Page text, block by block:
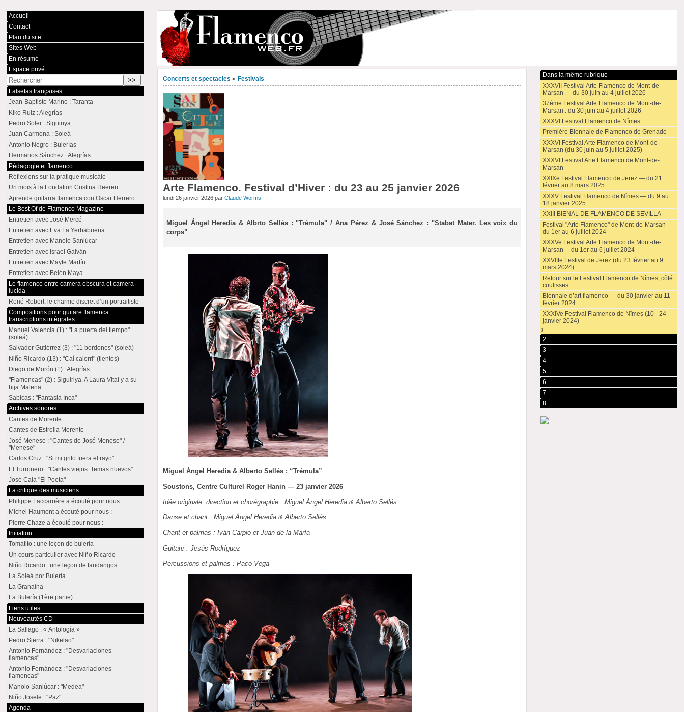
Concerts et spectacles > Festivals
Arte Flamenco. Festival d’Hiver : du 23 au 25 janvier 2026
lundi 26 janvier 2026 parClaude Worms
Miguel Ángel Heredia & Albrto Sellés : "Trémula" / Ana Pérez & José Sánchez : "Stabat Mater. Les voix du
corps"
Miguel Ángel Heredia & Alberto Sellés : “Trémula”
Soustons, Centre Culturel Roger Hanin — 23 janvier 2026
Idée originale, direction et chorégraphie : Miguel Ángel Heredia & Alberto Sellés
Danse et chant : Miguel Ángel Heredia & Alberto Sellés
Chant et palmas : Iván Carpio et Juan de la María
Guitare : Jesús Rodríguez
Percussions et palmas : Paco Vega
Dans la même rubrique
XXXVII Festival Arte Flamenco de Mont-de-
Marsan — du 30 juin au 4 juillet 2026
37ème Festival Arte Flamenco de Mont-de-
Marsan : du 30 juin au 4 juillet 2026
XXXVI Festival Flamenco de Nîmes
Première Biennale de Flamenco de Grenade
XXXVI Festival Arte Flamenco de Mont-de-
Marsan (du 30 juin au 5 juillet 2025)
XXXVI Festival Arte Flamenco de Mont-de-
Marsan
XXIXe Festival Flamenco de Jerez — du 21
février au 8 mars 2025
XXXV Festival Flamenco de Nîmes — du 9 au
18 janvier 2025
XXIII BIENAL DE FLAMENCO DE SEVILLA
Festival "Arte Flamenco" de Mont-de-Marsan —
du 1er au 6 juillet 2024
XXXVe Festival Arte Flamenco de Mont-de-
Marsan —du 1er au 6 juillet 2024
XXVIIIe Festival de Jerez (du 23 février au 9
mars 2024)
Retour sur le Festival Flamenco de Nîmes, côté
coulisses
Biennale d’art flamenco — du 30 janvier au 11
février 2024
XXXIVe Festival Flamenco de Nîmes (10 - 24
janvier 2024)
1
2
3
4
5
6
7
8
Accueil
Contact
Plan du site
Sites Web
En résumé
Espace privé
Falsetas françaises
Jean-Baptiste Marino : Taranta
Kiko Ruiz : Alegrías
Pedro Soler : Siguiriya
Juan Carmona : Soleá
Antonio Negro : Bulerías
Hermanos Sánchez : Alegrías
Pédagogie et flamenco
Réflexions sur la pratique musicale
Un mois à la Fondation Cristina Heeren
Aprende guitarra flamenca con Oscar Herrero
Le Best Of de Flamenco Magazine
Entretien avec José Mercé
Entretien avec Eva La Yerbabuena
Entretien avec Manolo Sanlúcar
Entretien avec Israel Galván
Entretien avec Mayte Martín
Entretien avec Belén Maya
Le flamenco entre camera obscura et camera
lucida
René Robert, le charme discret d’un portraitiste
Compositions pour guitare flamenca :
transcriptions intégrales
Manuel Valencia (1) : "La puerta del tiempo"
(soleá)
Salvador Gutiérrez (3) : "11 bordones" (soleá)
Niño Ricardo (13) : "Caí calorri" (tientos)
Diego de Morón (1) : Alegrías
"Flamencas" (2) : Siguiriya. A Laura Vital y a su
hija Malena
Sabicas : "Fantasia Inca"
Archives sonores
Cantes de Morente
Cantes de Estrella Morente
José Menese : "Cantes de José Menese" /
"Menese"
Carlos Cruz : "Si mi grito fuera el rayo"
El Turronero : "Cantes viejos. Temas nuevos"
José Cala "El Poeta"
La critique des musiciens
Philippe Laccarrière a écouté pour nous :
Michel Haumont a écouté pour nous :
Pierre Chaze a écouté pour nous :
Initiation
Tomatito : une leçon de bulería
Un cours particulier avec Niño Ricardo
Niño Ricardo : une leçon de fandangos
La Soleá por Bulería
La Granaína
La Bulería (1ère partie)
Liens utiles
Nouveautés CD
La Sallago : « Antología »
Pedro Sierra : "Nikelao"
Antonio Fernández : "Desvariaciones
flamencas"
Antonio Fernández : "Desvariaciones
flamencas"
Manolo Sanlúcar : "Medea"
Niño Josele : "Paz"
Agenda